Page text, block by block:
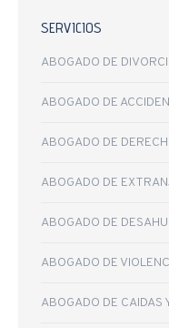
SERVICIOS
ABOGADO DE
ABOGADO DE
ABOGADO DE
ABOGADO DE
ABOGADO DE
ABOGADO DE
ABOGADO DE CAIDAS